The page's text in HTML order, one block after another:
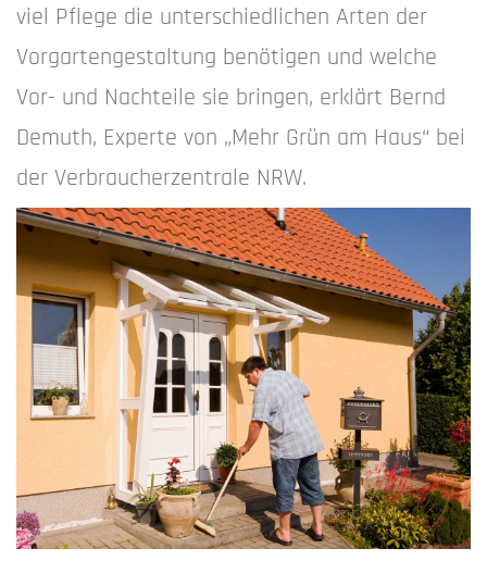
viel Pflege die unterschiedlichen Arten der
Vorgartengestaltung benötigen und welche
Vor- und Nachteile sie bringen, erklärt Bernd
Demuth, Experte von „Mehr Grün am Haus“ bei
der Verbraucherzentrale NRW.